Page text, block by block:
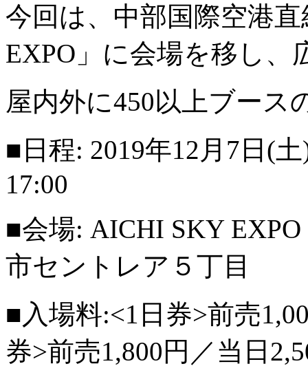
今回は、中部国際空港
EXPO」に会場を移し
屋内外に450以上ブース
■日程: 2019年12月7日(
17:00
■会場: AICHI SKY
市セントレア５丁目
■入場料:<1日券>前売
券>前売1,800円／当日